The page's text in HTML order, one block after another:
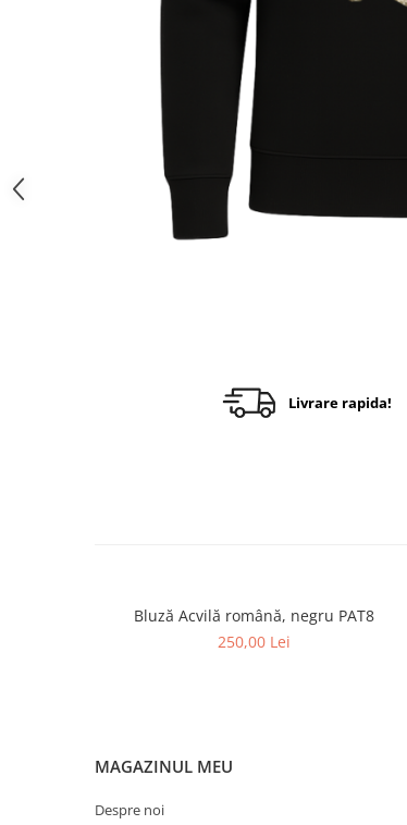
Livrare rapida!
Bluză Acvilă română, negru PAT8
250,00 Lei
MAGAZINUL MEU
Despre noi